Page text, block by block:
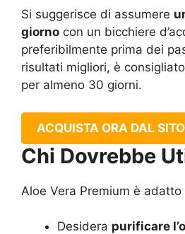
Si suggerisce di assumere
giorno con un bicchiere
preferibilmente prima dei
risultati migliori, è
per almeno 30 giorni.
ACQUISTA ORA DAL
Chi Dovrebbe
Aloe Vera Premium è adatto
Desidera purificare